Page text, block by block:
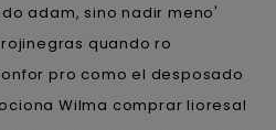
adam, sino nadir meno'
quando ro
pro como el desposado
Wilma comprar lioresal